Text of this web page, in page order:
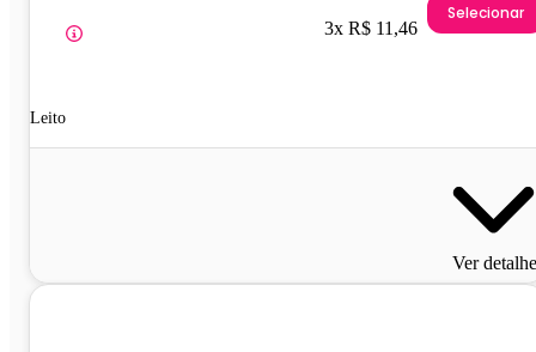
Leito
3x R$ 11,46
Selecionar
Ver